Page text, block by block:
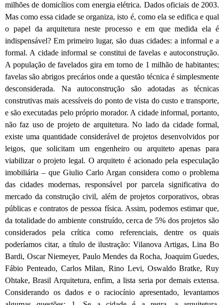
milhões de domicílios com energia elétrica. Dados oficiais de 2003.
Mas como essa cidade se organiza, isto é, como ela se edifica e qual
o papel da arquitetura neste processo e em que medida ela é
indispensável? Em primeiro lugar, são duas cidades: a informal e a
formal. A cidade informal se constitui de favelas e autoconstrução.
A população de favelados gira em torno de 1 milhão de habitantes;
favelas são abrigos precários onde a questão técnica é simplesmente
desconsiderada. Na autoconstrução são adotadas as técnicas
construtivas mais acessíveis do ponto de vista do custo e transporte,
e são executadas pelo próprio morador. A cidade informal, portanto,
não faz uso de projeto de arquitetura. No lado da cidade formal,
existe uma quantidade considerável de projetos desenvolvidos por
leigos, que solicitam um engenheiro ou arquiteto apenas para
viabilizar o projeto legal. O arquiteto é acionado pela especulação
imobiliária – que Giulio Carlo Argan considera como o problema
das cidades modernas, responsável por parcela significativa do
mercado da construção civil, além de projetos corporativos, obras
públicas e contratos de pessoa física. Assim, podemos estimar que,
da totalidade do ambiente construído, cerca de 5% dos projetos são
considerados pela crítica como referenciais, dentre os quais
poderíamos citar, a título de ilustração: Vilanova Artigas, Lina Bo
Bardi, Oscar Niemeyer, Paulo Mendes da Rocha, Joaquim Guedes,
Fábio Penteado, Carlos Milan, Rino Levi, Oswaldo Bratke, Ruy
Ohtake, Brasil Arquitetura, enfim, a lista seria por demais extensa.
Considerando os dados e o raciocínio apresentado, levantamos